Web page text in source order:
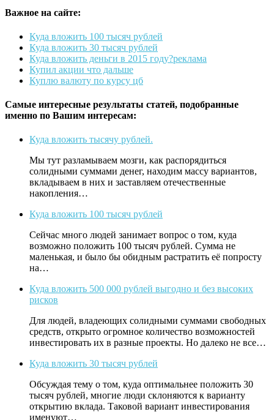
Важное на сайте:
Куда вложить 100 тысяч рублей
Куда вложить 30 тысяч рублей
Куда вложить деньги в 2015 году?реклама
Купил акции что дальше
Куплю валюту по курсу цб
Самые интересные результаты статей, подобранные
именно по Вашим интересам:
Куда вложить тысячу рублей.
Мы тут разламываем мозги, как распорядиться
солидными суммами денег, находим массу вариантов,
вкладываем в них и заставляем отечественные
накопления…
Куда вложить 100 тысяч рублей
Сейчас много людей занимает вопрос о том, куда
возможно положить 100 тысяч рублей. Сумма не
маленькая, и было бы обидным растратить её попросту
на…
Куда вложить 500 000 рублей выгодно и без высоких
рисков
Для людей, владеющих солидными суммами свободных
средств, открыто огромное количество возможностей
инвестировать их в разные проекты. Но далеко не все…
Куда вложить 30 тысяч рублей
Обсуждая тему о том, куда оптимальнее положить 30
тысяч рублей, многие люди склоняются к варианту
открытию вклада. Таковой вариант инвестирования
именуют…